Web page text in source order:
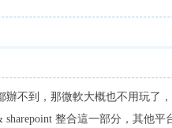
辦不到，那微軟大概也不用玩了
整合這一部分，其他平